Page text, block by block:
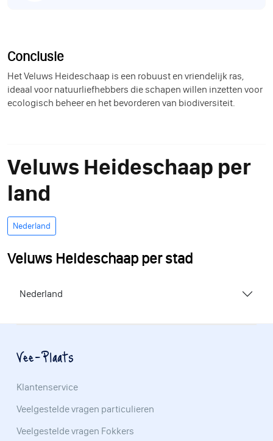
Conclusie
Het Veluws Heideschaap is een robuust en vriendelijk ras,
ideaal voor natuurliefhebbers die schapen willen inzetten voor
ecologisch beheer en het bevorderen van biodiversiteit.
Veluws Heideschaap per
land
Nederland
Veluws Heideschaap per stad
Nederland
Vee-Plaats
Klantenservice
Veelgestelde vragen particulieren
Veelgestelde vragen Fokkers